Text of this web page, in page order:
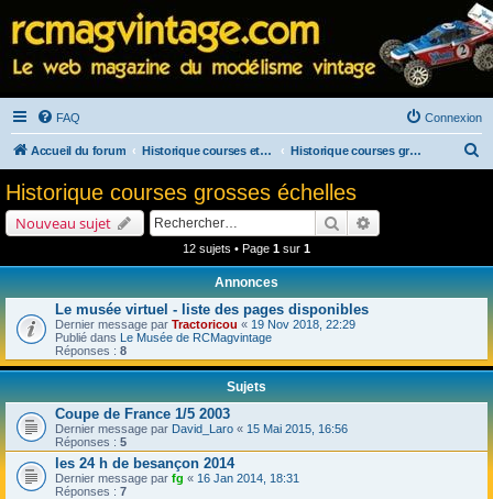
FAQ Connexion
Accueil du forum Historique courses et salons Historique courses grosses échelles
e
Historique courses grosses échelles
Nouveau sujet Rechercher
12 sujets • Page 1 sur 1
Annonces
Le musée virtuel - liste des pages disponibles
Dernier message par Tractoricou « 19 Nov 2018, 22:29
Publié dans Le Musée de RCMagvintage
Réponses : 8
Sujets
Coupe de France 1/5 2003
Dernier message par David_Laro « 15 Mai 2015, 16:56
Réponses : 5
les 24 h de besançon 2014
Dernier message par fg « 16 Jan 2014, 18:31
Réponses : 7